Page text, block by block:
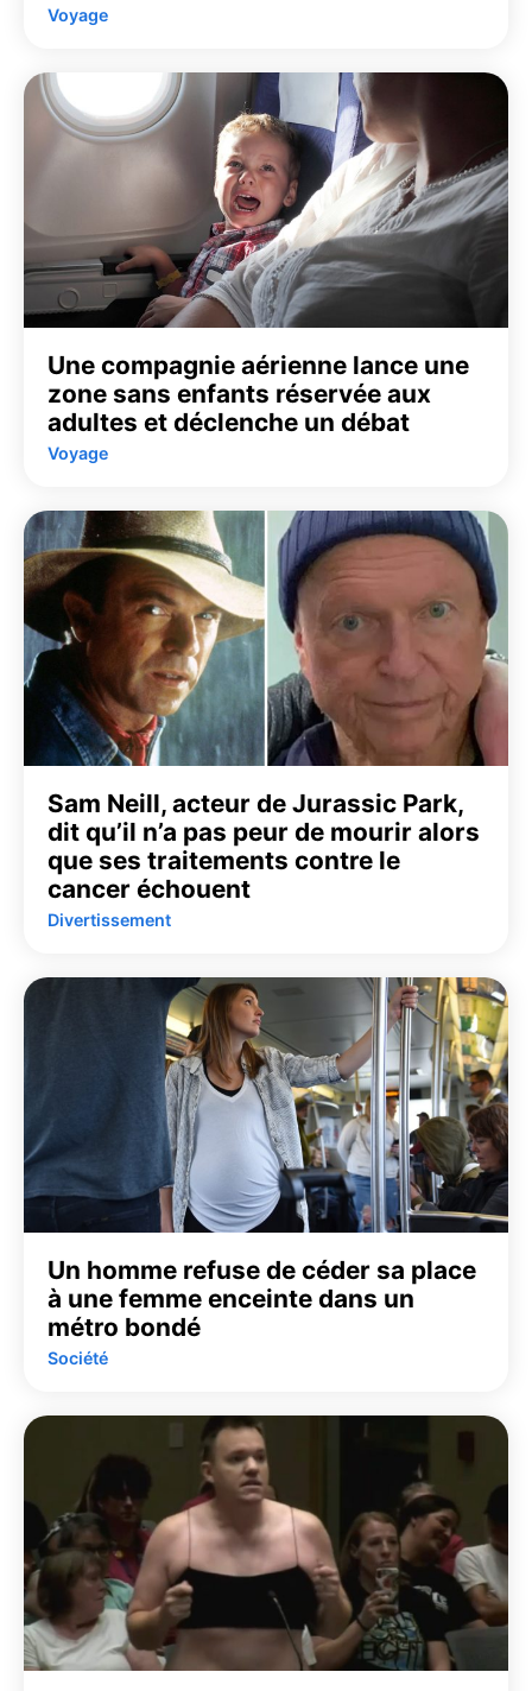
Voyage
Une compagnie aérienne lance une
zone sans enfants réservée aux
adultes et déclenche un débat
Voyage
Sam Neill, acteur de Jurassic Park,
dit qu’il n’a pas peur de mourir alors
que ses traitements contre le
cancer échouent
Divertissement
Un homme refuse de céder sa place
à une femme enceinte dans un
métro bondé
Société